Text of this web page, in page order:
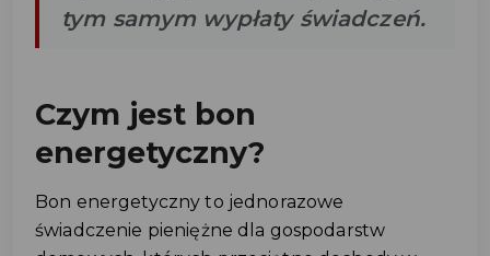
tym samym wypłaty świadczeń.
Czym jest bon
energetyczny?
Bon energetyczny to jednorazowe
świadczenie pieniężne dla gospodarstw